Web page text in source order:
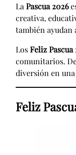
La Pascua 2026
creativa,
también ayudan
LosFeliz
comunitarios.
diversión en
Feliz